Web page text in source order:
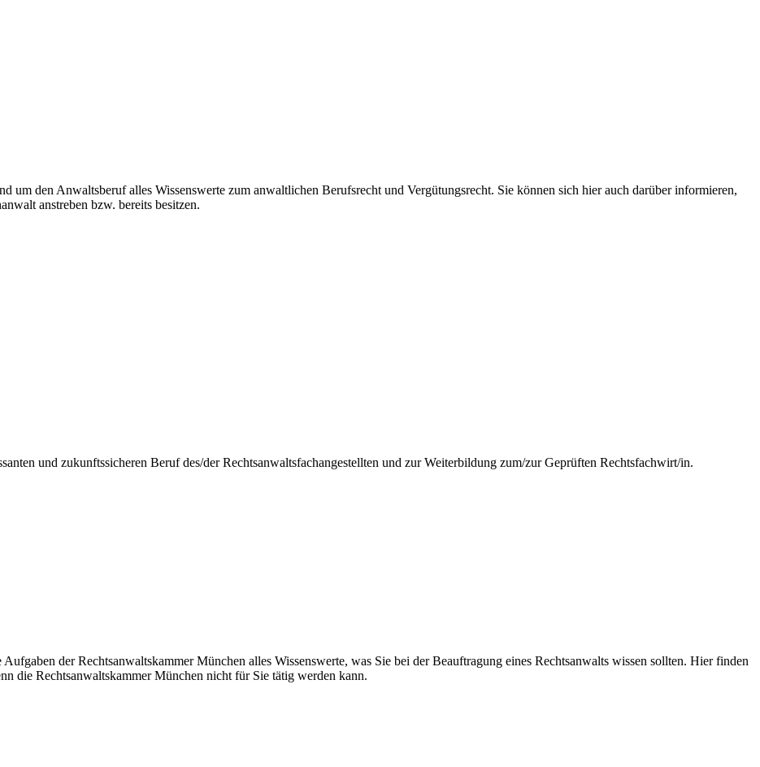
um den Anwaltsberuf alles Wissenswerte zum anwaltlichen Berufsrecht und Vergütungsrecht. Sie können sich hier auch darüber informieren,
anstreben bzw. bereits besitzen.
und zukunftssicheren Beruf des/der Rechtsanwaltsfachangestellten und zur Weiterbildung zum/zur Geprüften Rechtsfachwirt/in.
der Rechtsanwaltskammer München alles Wissenswerte, was Sie bei der Beauftragung eines Rechtsanwalts wissen sollten. Hier finden
die Rechtsanwaltskammer München nicht für Sie tätig werden kann.